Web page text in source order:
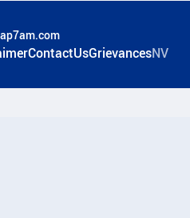
ContactUsGrievancesNV